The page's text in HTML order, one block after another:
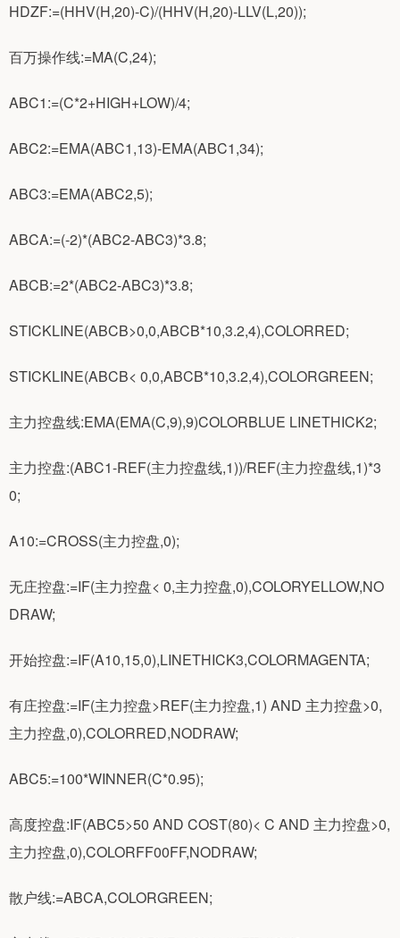
HDZF:=(HHV(H,20)-C)/(HHV(H,20)-LLV(L,20));
百万操作线:=MA(C,24);
ABC1:=(C*2+HIGH+LOW)/4;
ABC2:=EMA(ABC1,13)-EMA(ABC1,34);
ABC3:=EMA(ABC2,5);
ABCA:=(-2)*(ABC2-ABC3)*3.8;
ABCB:=2*(ABC2-ABC3)*3.8;
STICKLINE(ABCB>0,0,ABCB*10,3.2,4),COLORRED;
STICKLINE(ABCB< 0,0,ABCB*10,3.2,4),COLORGREEN;
主力控盘线:EMA(EMA(C,9),9)COLORBLUE LINETHICK2;
主力控盘:(ABC1-REF(主力控盘线,1))/REF(主力控盘线,1)*3
0;
A10:=CROSS(主力控盘,0);
无庄控盘:=IF(主力控盘< 0,主力控盘,0),COLORYELLOW,NO
DRAW;
开始控盘:=IF(A10,15,0),LINETHICK3,COLORMAGENTA;
有庄控盘:=IF(主力控盘>REF(主力控盘,1) AND 主力控盘>0,
主力控盘,0),COLORRED,NODRAW;
ABC5:=100*WINNER(C*0.95);
高度控盘:IF(ABC5>50 AND COST(80)< C AND 主力控盘>0,
主力控盘,0),COLORFF00FF,NODRAW;
散户线:=ABCA,COLORGREEN;